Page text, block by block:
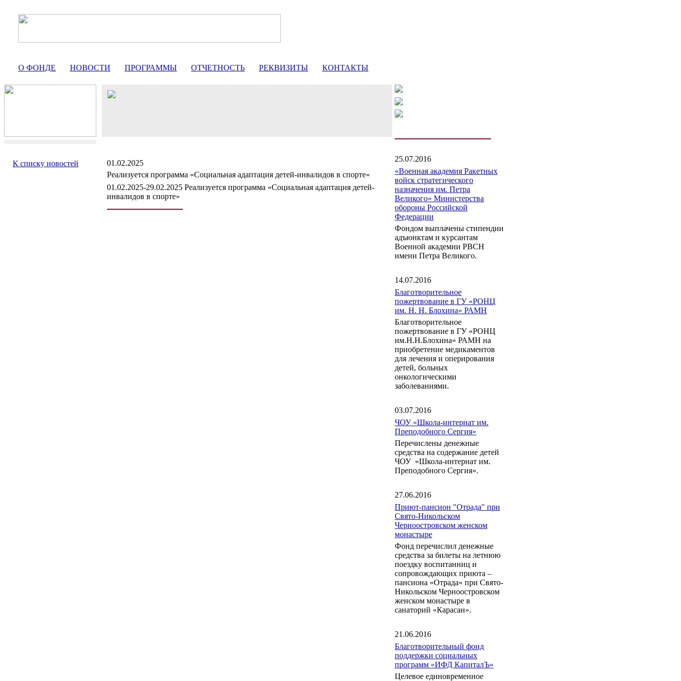
О ФОНДЕ НОВОСТИ ПРОГРАММЫ ОТЧЕТНОСТЬ РЕКВИЗИТЫ КОНТАКТЫ
К списку новостей
01.02.2025
Реализуется программа «Социальная адаптация детей-инвалидов в спорте»
01.02.2025-29.02.2025 Реализуется программа «Социальная адаптация детей-
инвалидов в спорте»
25.07.2016
«Военная академия Ракетных
войск стратегического
назначения им. Петра
Великого» Министерства
обороны Российской
Федерации
Фондом выплачены стипендии
адъюнктам и курсантам
Военной академии РВСН
имени Петра Великого.
14.07.2016
Благотворительное
пожертвование в ГУ «РОНЦ
им. Н. Н. Блохина» РАМН
Благотворительное
пожертвование в ГУ «РОНЦ
им.Н.Н.Блохина» РАМН на
приобретение медикаментов
для лечения и оперирования
детей, больных
онкологическими
заболеваниями.
03.07.2016
ЧОУ «Школа-интернат им.
Преподобного Сергия»
Перечислены денежные
средства на содержание детей
ЧОУ «Школа-интернат им.
Преподобного Сергия».
27.06.2016
Приют-пансион "Отрада" при
Свято-Никольском
Черноостровском женском
монастыре
Фонд перечислил денежные
средства за билеты на летнюю
поездку воспитанниц и
сопровождающих приюта –
пансиона «Отрада» при Свято-
Никольском Черноостровском
женском монастыре в
санаторий «Карасан».
21.06.2016
Благотворительный фонд
поддержки социальных
программ «ИФД КапиталЪ»
Целевое единовременное